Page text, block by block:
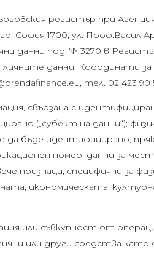
регистър при Агенция
София 1700, ул. Проф.Васил
данни под № 3270 в
личните данни. Координати
тел. 02 423 90
свързана с
(„субект на данни“);
бъде идентифицирано,
номер, данни за
признаци, специфични за
икономическата,
или съвкупност от
или други средства като